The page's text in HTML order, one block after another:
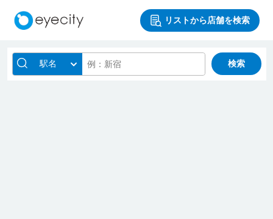
リストから店舗を検索
駅名 検索